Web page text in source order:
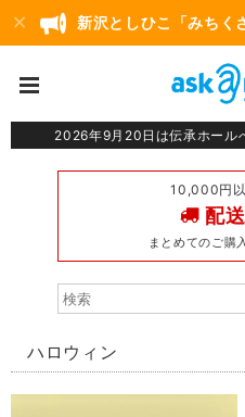
新沢としひこ「みちく
2026年9月20日は伝承ホール
10,000円
配
まとめてのご購
ハロウィン